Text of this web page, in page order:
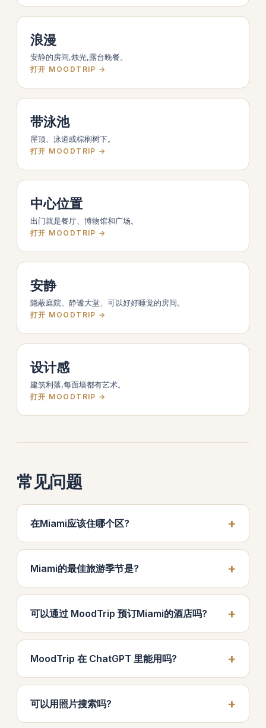
浪漫
安静的房间,烛光,露台晚餐。
打开 MOODTRIP →
带泳池
屋顶、泳道或棕榈树下。
打开 MOODTRIP →
中心位置
出门就是餐厅、博物馆和广场。
打开 MOODTRIP →
安静
隐蔽庭院、静谧大堂、可以好好睡觉的房间。
打开 MOODTRIP →
设计感
建筑利落,每面墙都有艺术。
打开 MOODTRIP →
常见问题
在Miami应该住哪个区?
Miami的最佳旅游季节是?
可以通过 MoodTrip 预订Miami的酒店吗?
MoodTrip 在 ChatGPT 里能用吗?
可以用照片搜索吗?